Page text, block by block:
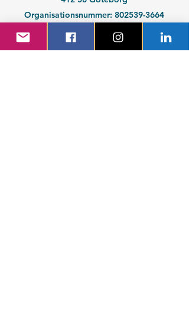
Organisationsnummer: 802539-3664
En del avChalmers Studentkår